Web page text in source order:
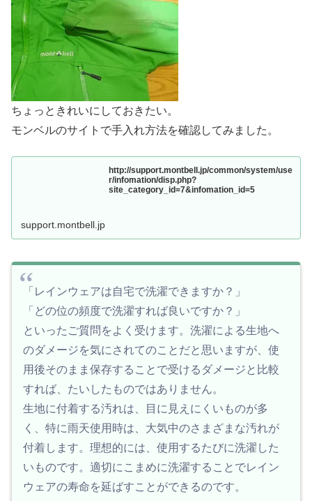
ちょっときれいにしておきたい。
モンベルのサイトで手入れ方法を確認してみました。
http://support.montbell.jp/common/system/use
r/infomation/disp.php?
site_category_id=7&infomation_id=5
support.montbell.jp
「レインウェアは自宅で洗濯できますか？」
「どの位の頻度で洗濯すれば良いですか？」
といったご質問をよく受けます。洗濯による生地へ
のダメージを気にされてのことだと思いますが、使
用後そのまま保存することで受けるダメージと比較
すれば、たいしたものではありません。
生地に付着する汚れは、目に見えにくいものが多
く、特に雨天使用時は、大気中のさまざまな汚れが
付着します。理想的には、使用するたびに洗濯した
いものです。適切にこまめに洗濯することでレイン
ウェアの寿命を延ばすことができるのです。